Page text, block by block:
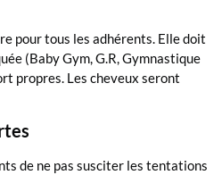
pour tous les adhérents. Elle doit
(Baby Gym, G.R, Gymnastique
propres. Les cheveux seront
de ne pas susciter les tentations